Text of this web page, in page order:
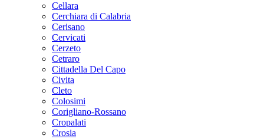
Cellara
Cerchiara di Calabria
Cerisano
Cervicati
Cerzeto
Cetraro
Cittadella Del Capo
Civita
Cleto
Colosimi
Corigliano-Rossano
Cropalati
Crosia